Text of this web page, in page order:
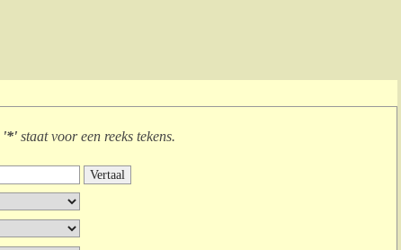
'*' staat vooreen reeks tekens.